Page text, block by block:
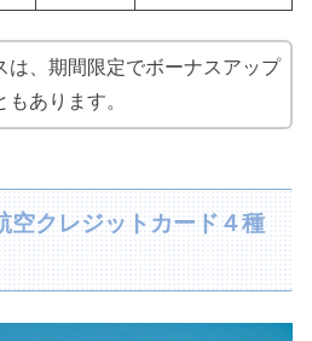
は、期間限定でボーナスアップ
もあります。
空クレジットカード４種